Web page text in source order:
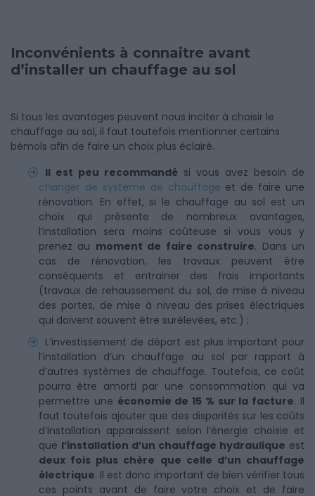
Inconvénients à connaitre avant
d’installer un chauffage au sol
Si tous les avantages peuvent nous inciter à choisir le
chauffage au sol, il faut toutefois mentionner certains
bémols afin de faire un choix plus éclairé.
Il est peu recommandé si vous avez besoin de
changer de système de chauffage et de faire une
rénovation. En effet, si le chauffage au sol est un
choix qui présente de nombreux avantages,
l’installation sera moins coûteuse si vous vous y
prenez au moment de faire construire. Dans un
cas de rénovation, les travaux peuvent être
conséquents et entrainer des frais importants
(travaux de rehaussement du sol, de mise à niveau
des portes, de mise à niveau des prises électriques
qui doivent souvent être surélevées, etc.) ;
L’investissement de départ est plus important pour
l’installation d’un chauffage au sol par rapport à
d’autres systèmes de chauffage. Toutefois, ce coût
pourra être amorti par une consommation qui va
permettre une économie de 15 % sur la facture. Il
faut toutefois ajouter que des disparités sur les coûts
d’installation apparaissent selon l’énergie choisie et
que l’installation d’un chauffage hydraulique est
deux fois plus chère que celle d’un chauffage
électrique. Il est donc important de bien vérifier tous
ces points avant de faire votre choix et de faire